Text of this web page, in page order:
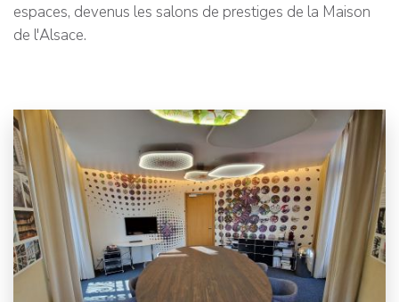
espaces, devenus les salons de prestiges de la Maison
de l'Alsace.